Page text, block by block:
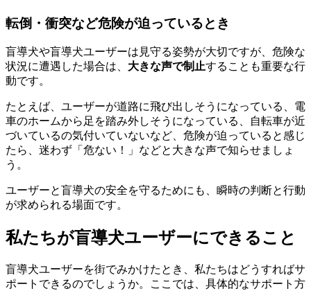
転倒・衝突など危険が迫っているとき
盲導犬や盲導犬ユーザーは見守る姿勢が大切ですが、危険な
状況に遭遇した場合は、 大きな声で制止することも重要な行
動です。
たとえば、ユーザーが道路に飛び出しそうになっている、電
車のホームから足を踏み外しそうになっている、自転車が近
づいているの気付いていないなど、危険が迫っていると感じ
たら、迷わず「危ない！」などと大きな声で知らせましょ
う。
ユーザーと盲導犬の安全を守るためにも、瞬時の判断と行動
が求められる場面です。
私たちが盲導犬ユーザーにできること
盲導犬ユーザーを街でみかけたとき、私たちはどうすればサ
ポートできるのでしょうか。ここでは、具体的なサポート方